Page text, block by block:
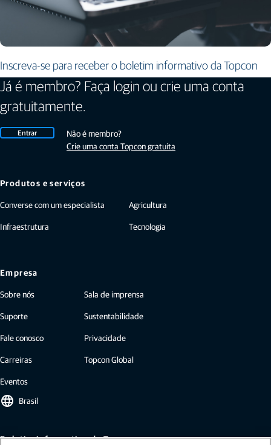
Inscreva-se para receber o boletim informativo da Topcon
Já é membro? Faça login ou crie uma conta
gratuitamente.
Entrar
Não é membro?
Crie uma conta Topcon gratuita
Produtos e serviços
Converse com um especialista
Infraestrutura
Agricultura
Tecnologia
Empresa
Sobre nós
Suporte
Fale conosco
Carreiras
Eventos
Sala de imprensa
Sustentabilidade
Privacidade
Topcon Global
language Brasil
Boletim informativo da Topcon